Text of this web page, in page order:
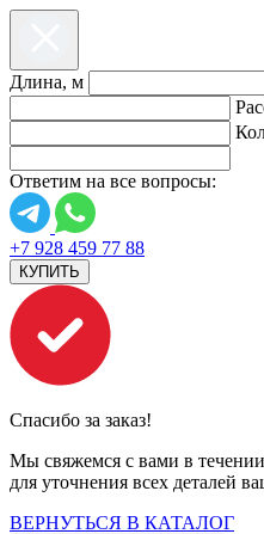
Длина, м
Ответим на все вопросы:
+7 928 459 77 88
КУПИТЬ
Спасибо за заказ!
Мы свяжемся с вами в
для уточнения всех деталей
ВЕРНУТЬСЯ В КАТАЛОГ